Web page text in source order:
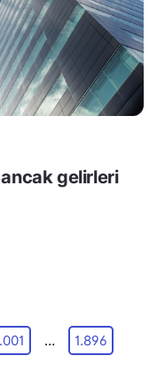
ancak gelirleri
…
1.896